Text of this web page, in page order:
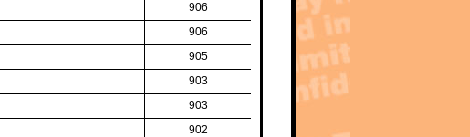
906
906
905
903
903
902